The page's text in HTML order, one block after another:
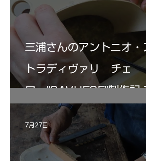
三浦さんのアントニオ・ス
トラディヴァリ チェ
ロ ”SAVUESE"制作記１2
7月27日